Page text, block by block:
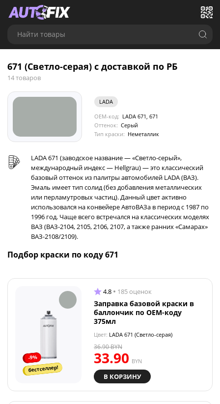
Найти товары
671 (Светло-серая) с доставкой по РБ
14 товаров
LADA
OEM-код: LADA 671, 671
Оттенок: Серый
Тип краски: Неметаллик
LADA 671 (заводское название — «Светло-серый»,
международный индекс — Hellgrau) — это классический
базовый оттенок из палитры автомобилей LADA (ВАЗ).
Эмаль имеет тип солид (без добавления металлических
или перламутровых частиц). Данный цвет активно
использовался на конвейере АвтоВАЗа в период с 1987 по
1996 год. Чаще всего встречался на классических моделях
ВАЗ (ВАЗ-2104, 2105, 2106, 2107, а также ранних «Самарах»
ВАЗ-2108/2109).
Подбор краски по коду 671
-9%
бестселлер!
4.8 185 оценок
Заправка базовой краски в
баллончик по OEM-коду
375мл
Цвет: LADA 671 (Светло-серая)
33.90 BYN
36.90BYN
В КОРЗИНУ